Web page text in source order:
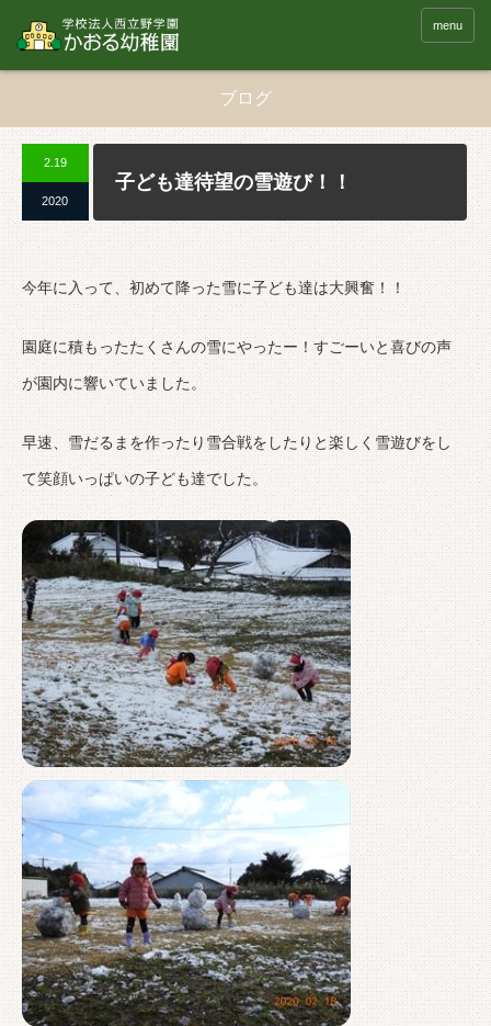
menu
ブログ
2.19
2020
子ども達待望の雪遊び！！
今年に入って、初めて降った雪に子ども達は大興奮！！
園庭に積もったたくさんの雪にやったー！すごーいと喜びの声
が園内に響いていました。
早速、雪だるまを作ったり雪合戦をしたりと楽しく雪遊びをし
て笑顔いっぱいの子ども達でした。